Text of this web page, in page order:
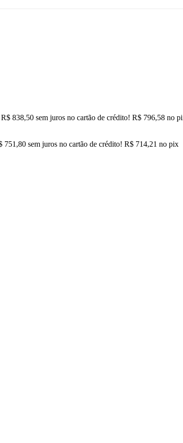
R$ 838,50 sem juros no cartão de crédito! R$ 796,58 no
751,80 sem juros no cartão de crédito! R$ 714,21 no pix